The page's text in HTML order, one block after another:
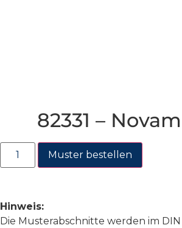
82331 –
Muster bestellen
Hinweis:
Die Musterabschnitte werden im